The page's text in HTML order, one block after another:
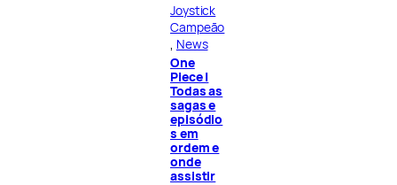
Joystick
Campeão
News
One
Piece |
Todas as
sagas e
episódio
s em
ordem e
onde
assistir